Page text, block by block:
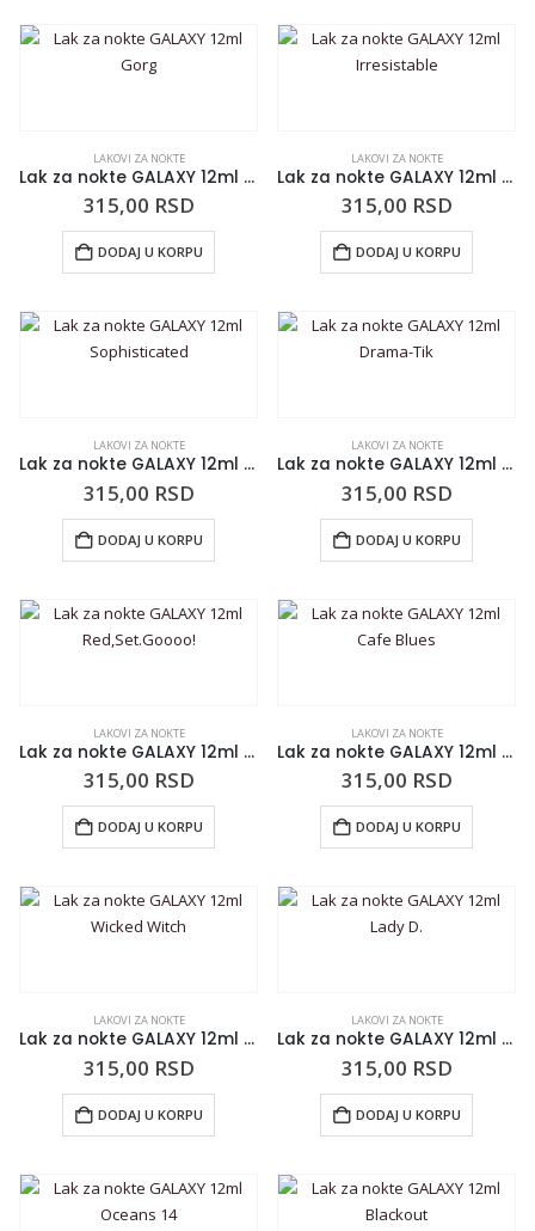
LAKOVI ZA NOKTE
Lak za nokte GALAXY 12ml Gorg
315,00 RSD
DODAJ U KORPU
LAKOVI ZA NOKTE
Lak za nokte GALAXY 12ml Irresistable
315,00 RSD
DODAJ U KORPU
LAKOVI ZA NOKTE
Lak za nokte GALAXY 12ml Sophisticated
315,00 RSD
DODAJ U KORPU
LAKOVI ZA NOKTE
Lak za nokte GALAXY 12ml Drama-Tik
315,00 RSD
DODAJ U KORPU
LAKOVI ZA NOKTE
Lak za nokte GALAXY 12ml Red,Set.Goooo!
315,00 RSD
DODAJ U KORPU
LAKOVI ZA NOKTE
Lak za nokte GALAXY 12ml Cafe Blues
315,00 RSD
DODAJ U KORPU
LAKOVI ZA NOKTE
Lak za nokte GALAXY 12ml Wicked Witch
315,00 RSD
DODAJ U KORPU
LAKOVI ZA NOKTE
Lak za nokte GALAXY 12ml Lady D.
315,00 RSD
DODAJ U KORPU